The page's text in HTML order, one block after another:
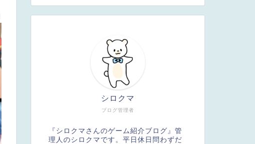
ブログ管理者
シロクマ
『シロクマさんのゲーム紹介ブログ』管
理人のシロクマです。平日休日問わずだ